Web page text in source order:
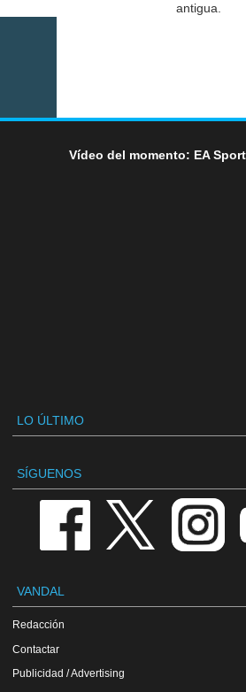
antigua.
Vídeo del momento: EA
LO ÚLTIMO
SÍGUENOS
VANDAL
Redacción
Contactar
Publicidad / Advertising